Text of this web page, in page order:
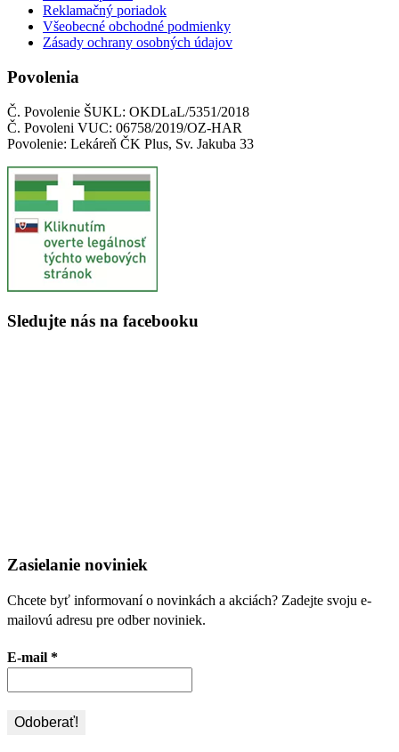
Reklamačný poriadok
Všeobecné obchodné podmienky
Zásady ochrany osobných údajov
Povolenia
Č. Povolenie ŠUKL: OKDLaL/5351/2018
Č. Povoleni VUC: 06758/2019/OZ-HAR
Povolenie: Lekáreň ČK Plus, Sv. Jakuba 33
Sledujte nás na facebooku
Zasielanie noviniek
Chcete byť informovaní o novinkách a akciách? Zadejte svoju e-
mailovú adresu pre odber noviniek.
E-mail *